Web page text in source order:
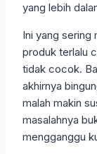
yang lebih
Ini yang sering
produk terlalu
tidak cocok.
akhirnya
malah makin
masalahnya
mengganggu